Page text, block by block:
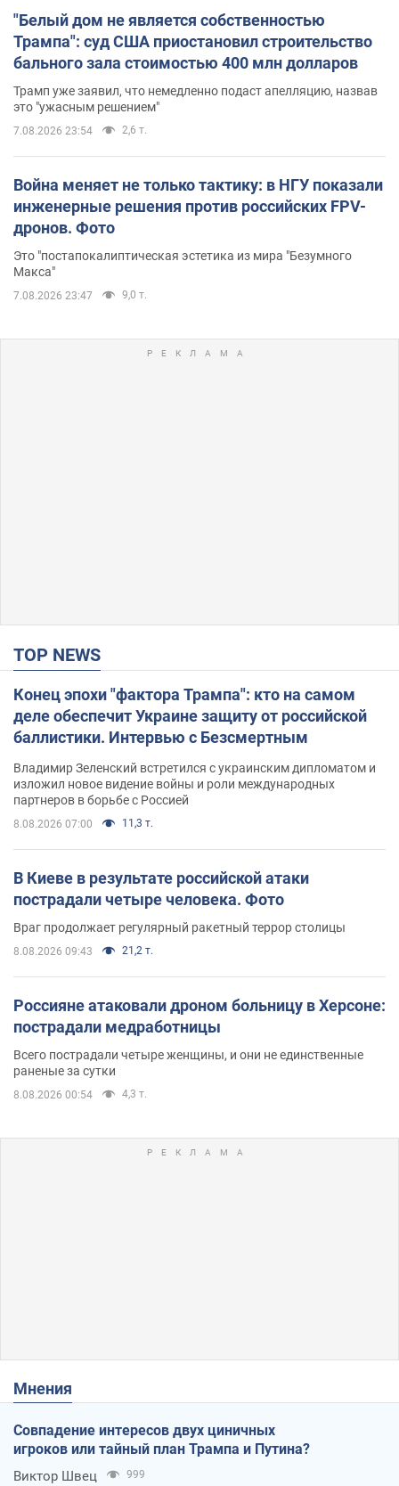
"Белый дом не является собственностью
Трампа": суд США приостановил строительство
бального зала стоимостью 400 млн долларов
Трамп уже заявил, что немедленно подаст апелляцию, назвав
это "ужасным решением"
7.08.2026 23:54 2,6 т.
Война меняет не только тактику: в НГУ показали
инженерные решения против российских FPV-
дронов. Фото
Это "постапокалиптическая эстетика из мира "Безумного
Макса"
7.08.2026 23:47 9,0 т.
TOP NEWS
Конец эпохи "фактора Трампа": кто на самом
деле обеспечит Украине защиту от российской
баллистики. Интервью с Безсмертным
Владимир Зеленский встретился с украинским дипломатом и
изложил новое видение войны и роли международных
партнеров в борьбе с Россией
8.08.2026 07:00 11,3 т.
В Киеве в результате российской атаки
пострадали четыре человека. Фото
Враг продолжает регулярный ракетный террор столицы
8.08.2026 09:43 21,2 т.
Россияне атаковали дроном больницу в Херсоне:
пострадали медработницы
Всего пострадали четыре женщины, и они не единственные
раненые за сутки
8.08.2026 00:54 4,3 т.
Мнения
Совпадение интересов двух циничных
игроков или тайный план Трампа и Путина?
Виктор Швец 999